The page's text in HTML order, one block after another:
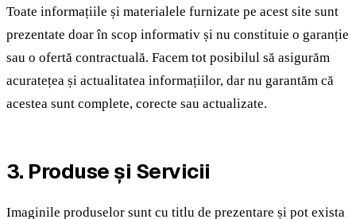
Toate informațiile și materialele furnizate pe acest site sunt
prezentate doar în scop informativ și nu constituie o garanție
sau o ofertă contractuală. Facem tot posibilul să asigurăm
acuratețea și actualitatea informațiilor, dar nu garantăm că
acestea sunt complete, corecte sau actualizate.
3. Produse și Servicii
Imaginile produselor sunt cu titlu de prezentare și pot exista